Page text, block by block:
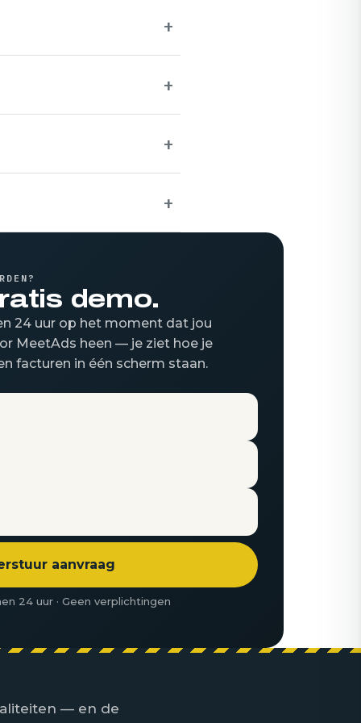
+
+
+
+
demo.
24 uur op het moment dat jou
MeetAds heen — je ziet hoe je
facturen in één scherm staan.
aanvraag
24 uur · Geen verplichtingen
— en de